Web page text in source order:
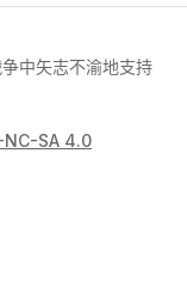
中矢志不渝地支持
NC-SA 4.0